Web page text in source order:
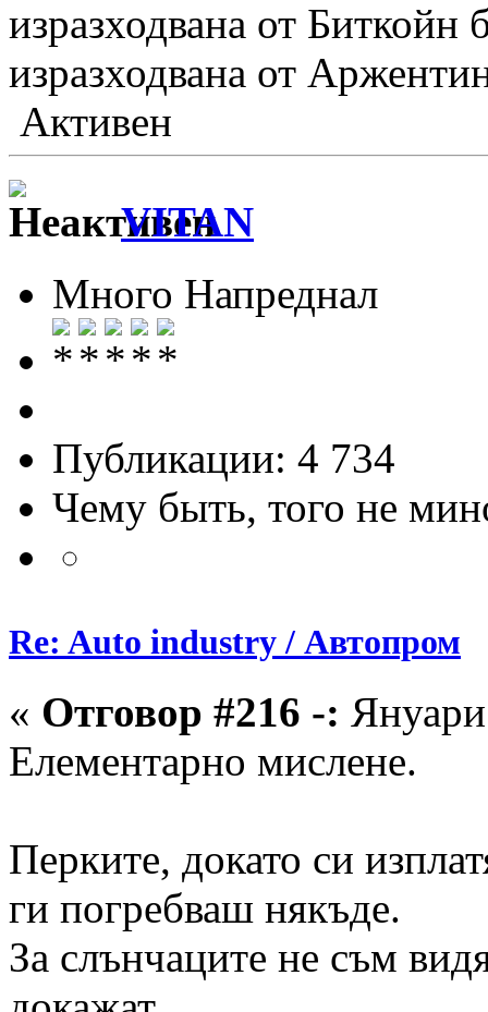
изразходвана от Биткойн
изразходвана от
Активен
VITAN
Много Напреднал
Публикации: 4 734
Чему быть, того не
Re: Auto industry / Автопром
« Отговор #216 -:
Елементарно мислене.
Перките, докато си
ги погребваш някъде.
За слънчаците не съм